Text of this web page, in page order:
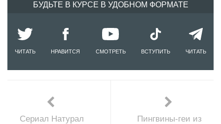
БУДЬТЕ В КУРСЕ В УДОБНОМ ФОРМАТЕ
ЧИТАТЬ НРАВИТСЯ СМОТРЕТЬ ВСТУПИТЬ ЧИТАТЬ
Сериал Натурал
Пингвины-геи из